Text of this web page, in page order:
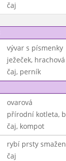
čaj
vývar s písmenky
ježeček,
čaj, perník
ovarová
přírodní kotleta,
čaj, kompot
rybí prsty
čaj